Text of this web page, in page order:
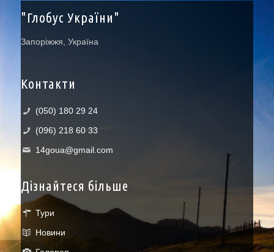
"Глобус України"
Запоріжжя, Україна
Контакти
(050) 180 29 24
(096) 218 60 33
14goua@gmail.com
Дізнайтеся більше
Тури
Новини